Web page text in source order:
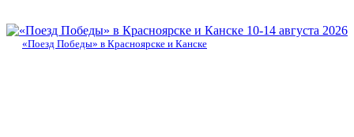
10-14 августа 2026
«Поезд Победы» в Красноярске и Канске